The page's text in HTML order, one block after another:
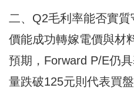
二、Q2毛利率能否實
價能成功轉嫁電價與材
預期，Forward P/E仍
量跌破125元則代表買